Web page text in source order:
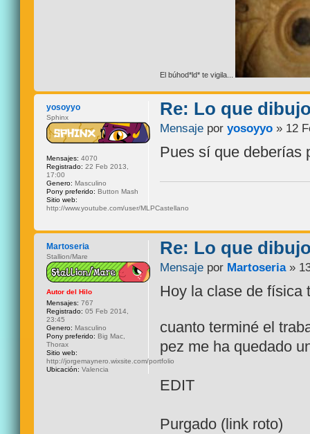
El búhod*ld* te vigila...
Re: Lo que
Mensaje poryosoyyo » 12
Pues sí que deberías
yosoyyo
Sphinx
Mensajes: 4070
Registrado: 22 Feb 2013,
17:00
Genero: Masculino
Pony preferido: Button Mash
Sitio web:
http://www.youtube.com/user/MLPCastellano
Re: Lo que
Mensaje por Martoseria»
Hoy la clase de física
cuanto terminé el
pez me ha quedado
EDIT
Purgado (link roto)
Martoseria
Stallion/Mare
Autor del Hilo
Mensajes: 767
Registrado: 05 Feb 2014,
23:45
Genero: Masculino
Pony preferido: Big Mac,
Thorax
Sitio web:
http://jorgemaynero.wixsite.com/portfolio
Ubicación: Valencia